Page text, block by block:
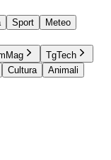
Sport
Meteo
TgTech
Cultura
Animali